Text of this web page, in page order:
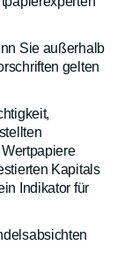
Sie außerhalb
gelten
Kapitals
Indikator für